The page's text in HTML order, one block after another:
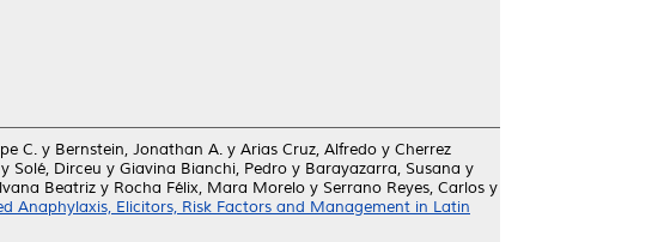
C. y Bernstein, Jonathan A. y Arias Cruz, Alfredo y Cherrez
y Solé, Dirceu y Giavina Bianchi, Pedro y Barayazarra, Susana y
Beatriz y Rocha Félix, Mara Morelo y Serrano Reyes, Carlos y
Anaphylaxis, Elicitors, Risk Factors and Management in Latin